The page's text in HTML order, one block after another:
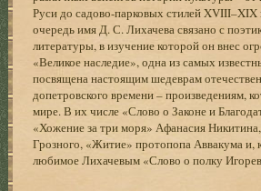
Руси до садово-парковых стилей
очередь имя Д. С. Лихачева связано с
литературы, в изучение которой он внес
«Великое наследие», одна из самых
посвящена настоящим шедеврам
допетровского времени – произведениям,
мире. В их числе «Слово о Законе и
«Хожение за три моря» Афанасия
Грозного, «Житие» протопопа Аввакума и,
любимое Лихачевым «Слово о полку